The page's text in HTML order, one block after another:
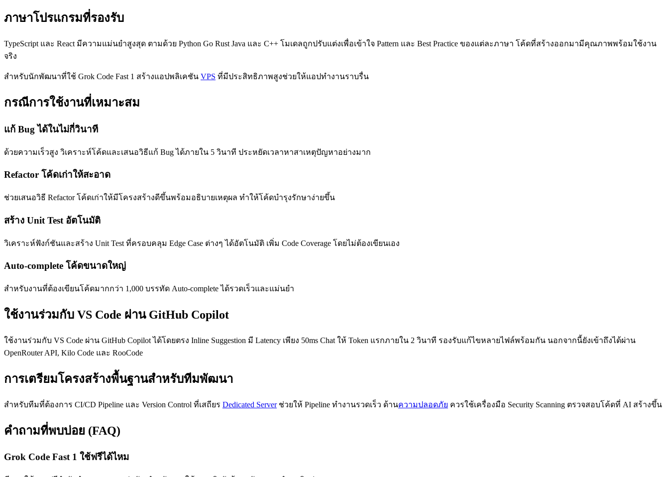
ภาษาโปรแกรมที่รองรับ
TypeScript และ React มีความแม่นยำสูงสุด ตามด้วย Python Go Rust Java และ C++ โมเดลถูกปรับแต่งเพื่อเข้าใจ Pattern และ Best Practice ของแต่ละภาษา โค้ดที่สร้างออกมามีคุณภาพพร้อมใช้งาน
จริง
สำหรับนักพัฒนาที่ใช้ Grok Code Fast 1 สร้างแอปพลิเคชัน VPS ที่มีประสิทธิภาพสูงช่วยให้แอปทำงานราบรื่น
กรณีการใช้งานที่เหมาะสม
แก้ Bug ได้ในไม่กี่วินาที
ด้วยความเร็วสูง วิเคราะห์โค้ดและเสนอวิธีแก้ Bug ได้ภายใน 5 วินาที ประหยัดเวลาหาสาเหตุปัญหาอย่างมาก
Refactor โค้ดเก่าให้สะอาด
ช่วยเสนอวิธี Refactor โค้ดเก่าให้มีโครงสร้างดีขึ้นพร้อมอธิบายเหตุผล ทำให้โค้ดบำรุงรักษาง่ายขึ้น
สร้าง Unit Test อัตโนมัติ
วิเคราะห์ฟังก์ชันและสร้าง Unit Test ที่ครอบคลุม Edge Case ต่างๆ ได้อัตโนมัติ เพิ่ม Code Coverage โดยไม่ต้องเขียนเอง
Auto-complete โค้ดขนาดใหญ่
สำหรับงานที่ต้องเขียนโค้ดมากกว่า 1,000 บรรทัด Auto-complete ได้รวดเร็วและแม่นยำ
ใช้งานร่วมกับ VS Code ผ่าน GitHub Copilot
ใช้งานร่วมกับ VS Code ผ่าน GitHub Copilot ได้โดยตรง Inline Suggestion มี Latency เพียง 50ms Chat ให้ Token แรกภายใน 2 วินาที รองรับแก้ไขหลายไฟล์พร้อมกัน นอกจากนี้ยังเข้าถึงได้ผ่าน
OpenRouter API, Kilo Code และ RooCode
การเตรียมโครงสร้างพื้นฐานสำหรับทีมพัฒนา
สำหรับทีมที่ต้องการ CI/CD Pipeline และ Version Control ที่เสถียร Dedicated Serverช่วยให้ Pipeline ทำงานรวดเร็ว ด้านความปลอดภัย ควรใช้เครื่องมือ Security Scanning ตรวจสอบโค้ดที่ AI สร้างขึ้น
คำถามที่พบบ่อย (FAQ)
Grok Code Fast 1 ใช้ฟรีได้ไหม